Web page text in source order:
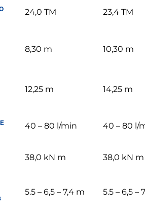
24,0 TM 23,4 TM
8,30 m 10,30 m
12,25 m 14,25 m
40 – 80 l/min 40 – 80 l/
38,0 kN m 38,0 kN m
5.5 – 6,5 – 7,4 m 5.5 – 6,5 –